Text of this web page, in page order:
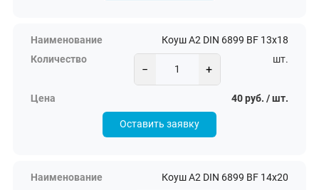
Коуш А2 DIN 6899 BF 13х18
− +
шт.
40 руб. / шт.
Оставить заявку
Коуш А2 DIN 6899 BF 14х20